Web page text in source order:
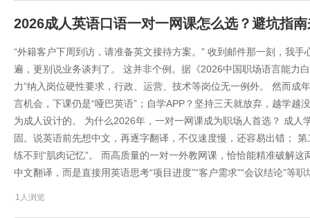
2026成人英语口语一对一网课怎么选？避坑指
“外籍客户下周到访，请准备英文接待方案。” 收到邮件那一刻，我
遍，更别说业务谈判了。 这并非个例。据《2026中国职场语言能力
力”纳入岗位硬性要求，行政、运营、技术等岗位无一例外。 然而成
言机会，下课仍是“哑巴英语”；自学APP？坚持三天就放弃，越学
为成人设计的。 为什么2026年，一对一网课成为职场人首选？ 成
固。说英语前先想中文，再逐字翻译，不仅速度慢，还容易出错；
练不到“肌肉记忆”。 而高质量的一对一外教网课，恰恰能精准破解
中文翻译，而是直接用英语思考“项目进度”“客户需求”“会议结论”等
1人浏览